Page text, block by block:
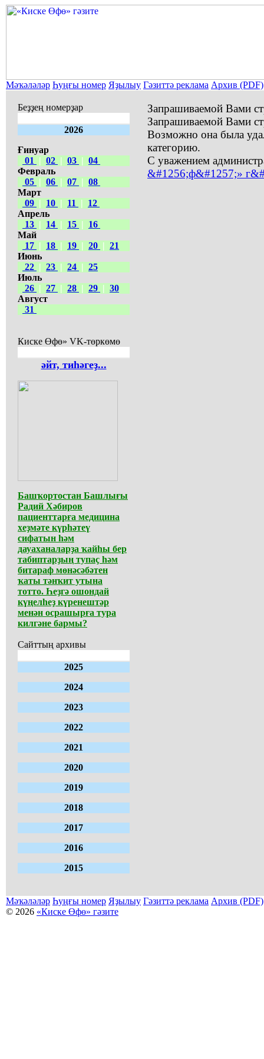
Мәҡәләләр Һуңғы номер Яҙылыу Гәзиттә реклама Архив (PDF)
Беҙҙең номерҙар
2026
Ғинуар
01
| 02 | 03 | 04
Февраль
05 | 06 | 07 | 08
Март
09 | 10 | 11 |
12
Апрель
13 | 14 | 15 |
16
Май
17 | 18 | 19 | 20 | 21
Июнь
22 | 23 | 24 | 25
Июль
26 | 27 | 28 | 29 | 30
Август
31
Киске Өфө» VK-төркөмө
әйт, тиһәгеҙ...
Башҡортостан Башлығы
Радий Хәбиров
пациенттарға медицина
хеҙмәте күрһәтеү
сифатын һәм
дауаханаларҙа ҡайһы бер
табиптарҙың тупаҫ һәм
битараф мөнәсәбәтен
ҡаты тәнҡит утына
тотто. Һеҙгә ошондай
күңелһеҙ күренештәр
менән осрашырға тура
килгәне бармы?
Сайттың архивы
2025
2024
2023
2022
2021
2020
2019
2018
2017
2016
2015
Запрашиваемой Вами
Запрашиваемой Вами
Возможно она была
категорию.
С уважением
&#1256;ф&#1257;»
Мәҡәләләр Һуңғы номер Яҙылыу Гәзиттә реклама Архив (PDF)
© 2026 «Киске Өфө» гәзите